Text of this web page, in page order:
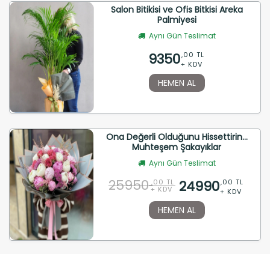
Salon Bitikisi ve Ofis Bitkisi Areka
Palmiyesi
Aynı Gün Teslimat
9350,00 TL
+ KDV
HEMEN AL
Ona Değerli Olduğunu Hissettirin...
Muhteşem Şakayıklar
Aynı Gün Teslimat
25950 ,00 TL
+ KDV 24990,00 TL
+ KDV
HEMEN AL